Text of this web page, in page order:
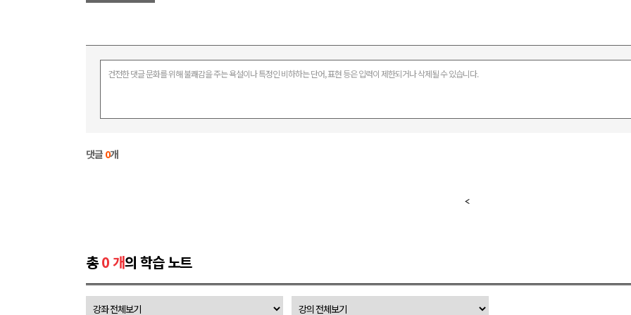
건전한 댓글 문화를 위해 불쾌감을 주는 욕설이나 특정인 비하하는 단어, 표현 등은 입력이 제한되거나 삭제될 수 있습니다.
댓글 0개
총0 개의 학습 노트